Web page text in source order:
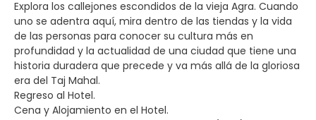
Explora los callejones escondidos de la vieja Agra. Cuando
uno se adentra aquí, mira dentro de las tiendas y la vida
de las personas para conocer su cultura más en
profundidad y la actualidad de una ciudad que tiene una
historia duradera que precede y va más allá de la gloriosa
era del Taj Mahal.
Regreso al Hotel.
Cena y Alojamiento en el Hotel.